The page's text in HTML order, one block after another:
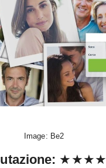
Image: Be2
: ★★★★